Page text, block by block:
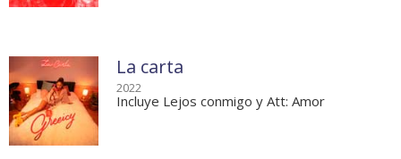
La carta
2022
Incluye Lejos conmigo y Att: Amor